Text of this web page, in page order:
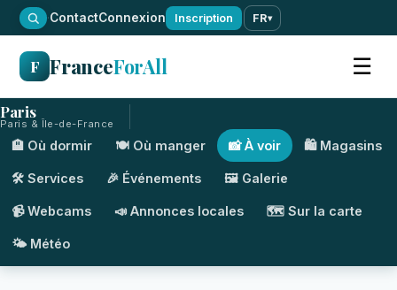
·ContactConnexion Inscription FR▾
F FranceForAll ☰
Paris
Paris & Île-de-France
🏨 Où dormir 🍽️ Où manger 📸 À voir 🛍️ Magasins
🛠️ Services 🎉 Événements 🖼️ Galerie
📹 Webcams 📣 Annonces locales 🗺️ Sur la carte
🌤️ Météo